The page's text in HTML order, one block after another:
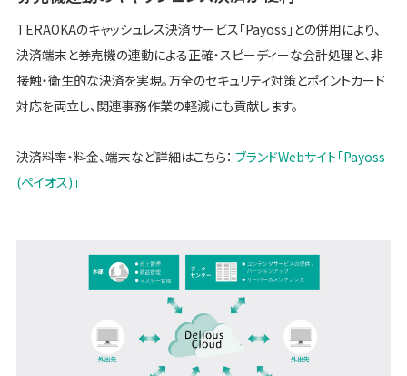
TERAOKAのキャッシュレス決済サービス「Payoss」との併用により、
決済端末と券売機の連動による正確・スピーディーな会計処理と、非
接触・衛生的な決済を実現。万全のセキュリティ対策とポイントカード
対応を両立し、関連事務作業の軽減にも貢献します。
決済料率・料金、端末など詳細はこちら： ブランドWebサイト「Payoss
(ペイオス)」